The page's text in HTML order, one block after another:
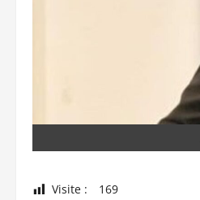
Visite : 169